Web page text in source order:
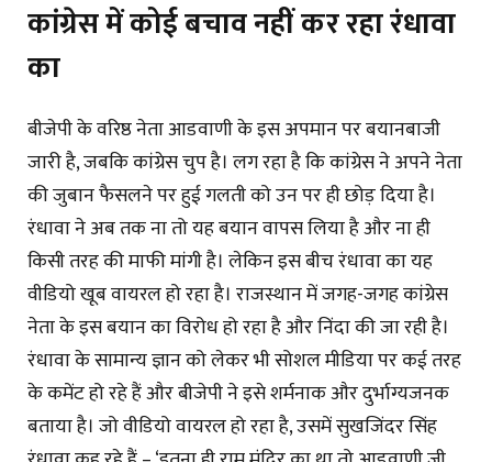
कांग्रेस में कोई बचाव नहीं कर रहा रंधावा
का
बीजेपी के वरिष्ठ नेता आडवाणी के इस अपमान पर बयानबाजी
जारी है, जबकि कांग्रेस चुप है। लग रहा है कि कांग्रेस ने अपने नेता
की जुबान फैसलने पर हुई गलती को उन पर ही छोड़ दिया है।
रंधावा ने अब तक ना तो यह बयान वापस लिया है और ना ही
किसी तरह की माफी मांगी है। लेकिन इस बीच रंधावा का यह
वीडियो खूब वायरल हो रहा है। राजस्थान में जगह-जगह कांग्रेस
नेता के इस बयान का विरोध हो रहा है और निंदा की जा रही है।
रंधावा के सामान्य ज्ञान को लेकर भी सोशल मीडिया पर कई तरह
के कमेंट हो रहे हैं और बीजेपी ने इसे शर्मनाक और दुर्भाग्यजनक
बताया है। जो वीडियो वायरल हो रहा है, उसमें सुखजिंदर सिंह